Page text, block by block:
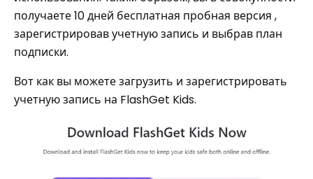
получаете 10 дней бесплатная пробная версия ,
зарегистрировав учетную запись и выбрав план
подписки.
Вот как вы можете загрузить и зарегистрировать
учетную запись на FlashGet Kids.